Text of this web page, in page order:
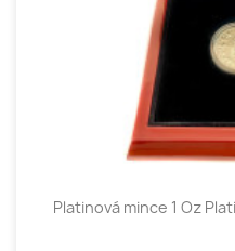
Platinová mince 1 Oz